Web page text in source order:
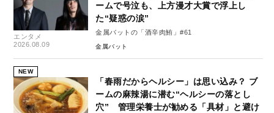
エンタメ
2026.08.09
ームで号泣も、上方漫才大賞で浮上し
た“疑惑の涙”
金属バットの「酒辛肉鮪」#61
金属バット
NEW
「春雨だからヘルシー」は思い込み？ ブ
ームの麻辣湯に潜む“ヘルシーの落とし
穴” 管理栄養士が勧める「具材」と避け